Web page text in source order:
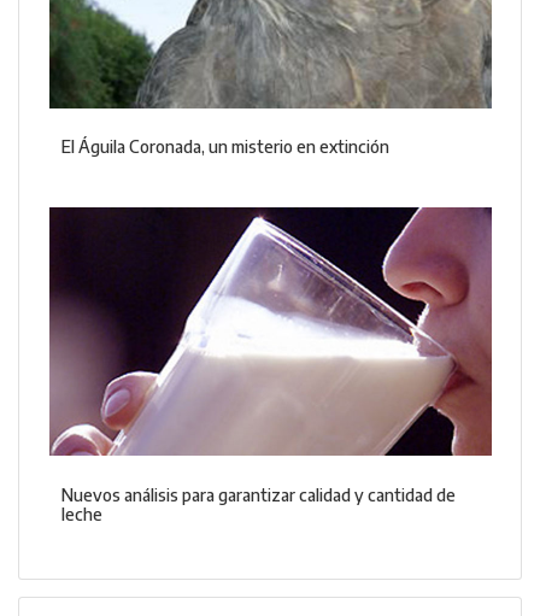
El Águila Coronada, un misterio en extinción
Nuevos análisis para garantizar calidad y cantidad de
leche